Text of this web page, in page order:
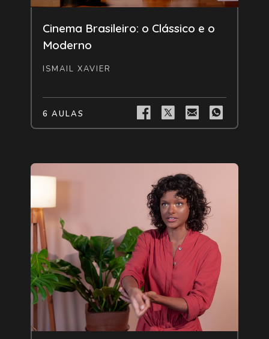
Cinema Brasileiro: o Clássico e o
Moderno
ISMAIL XAVIER
6 AULAS